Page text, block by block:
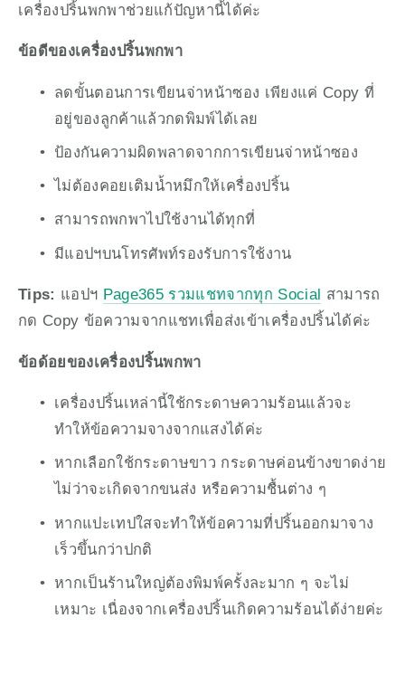
เครื่องปริ้นพกพาช่วยแก้ปัญหานี้ได้ค่ะ
ข้อดีของเครื่องปริ้นพกพา
ลดขั้นตอนการเขียนจ่าหน้าซอง เพียงแค่ Copy ที่
อยู่ของลูกค้าแล้วกดพิมพ์ได้เลย
ป้องกันความผิดพลาดจากการเขียนจ่าหน้าซอง
ไม่ต้องคอยเติมน้ำหมึกให้เครื่องปริ้น
สามารถพกพาไปใช้งานได้ทุกที่
มีแอปฯบนโทรศัพท์รองรับการใช้งาน
Tips: แอปฯ Page365 รวมแชทจากทุก Social สามารถ
กด Copy ข้อความจากแชทเพื่อส่งเข้าเครื่องปริ้นได้ค่ะ
ข้อด้อยของเครื่องปริ้นพกพา
เครื่องปริ้นเหล่านี้ใช้กระดาษความร้อนแล้วจะ
ทำให้ข้อความจางจากแสงได้ค่ะ
หากเลือกใช้กระดาษขาว กระดาษค่อนข้างขาดง่าย
ไม่ว่าจะเกิดจากขนส่ง หรือความชื้นต่าง ๆ
หากแปะเทปใสจะทำให้ข้อความที่ปริ้นออกมาจาง
เร็วขึ้นกว่าปกติ
หากเป็นร้านใหญ่ต้องพิมพ์ครั้งละมาก ๆ จะไม่
เหมาะ เนื่องจากเครื่องปริ้นเกิดความร้อนได้ง่ายค่ะ